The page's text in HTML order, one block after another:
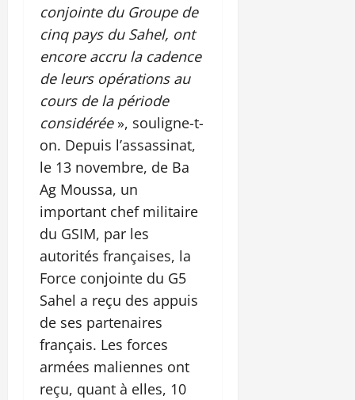
conjointe du Groupe de
cinq pays du Sahel, ont
encore accru la cadence
de leurs opérations au
cours de la période
considérée », souligne-t-
on. Depuis l’assassinat,
le 13 novembre, de Ba
Ag Moussa, un
important chef militaire
du GSIM, par les
autorités françaises, la
Force conjointe du G5
Sahel a reçu des appuis
de ses partenaires
français. Les forces
armées maliennes ont
reçu, quant à elles, 10